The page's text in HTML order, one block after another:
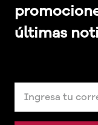
últimas